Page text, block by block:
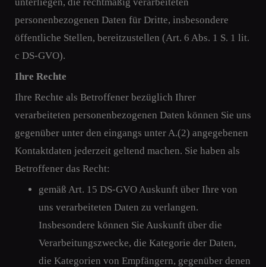
personenbezogenen Daten für Dritte, insbesondere
öffentliche Stellen, bereitzustellen (Art. 6 Abs. 1 S. 1 lit.
c DS-GVO).
Ihre Rechte
Ihre Rechte als Betroffener bezüglich Ihrer
verarbeiteten personenbezogenen Daten können Sie uns
gegenüber unter den eingangs unter A.(2) angegebenen
Kontaktdaten jederzeit geltend machen. Sie haben als
Betroffener das Recht:
gemäß Art. 15 DS-GVO Auskunft über Ihre von
uns verarbeiteten Daten zu verlangen.
Insbesondere können Sie Auskunft über die
Verarbeitungszwecke, die Kategorie der Daten,
die Kategorien von Empfängern, gegenüber denen